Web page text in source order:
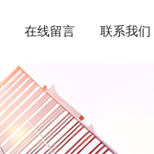
在线留言 联系我们